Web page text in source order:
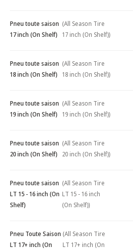
Pneu toute saison
17 inch (On Shelf)
(All Season Tire
17 inch (On Shelf))
Pneu toute saison
18 inch (On Shelf)
(All Season Tire
18 inch (On Shelf))
Pneu toute saison
19 inch (On Shelf)
(All Season Tire
19 inch (On Shelf))
Pneu toute saison
20 inch (On Shelf)
(All Season Tire
20 inch (On Shelf))
Pneu toute saison
LT 15 - 16 inch (On
Shelf)
(All Season Tire
LT 15 - 16 inch
(On Shelf))
Pneu Toute Saison
LT 17+ inch (On
(All Season Tire
LT 17+ inch (On